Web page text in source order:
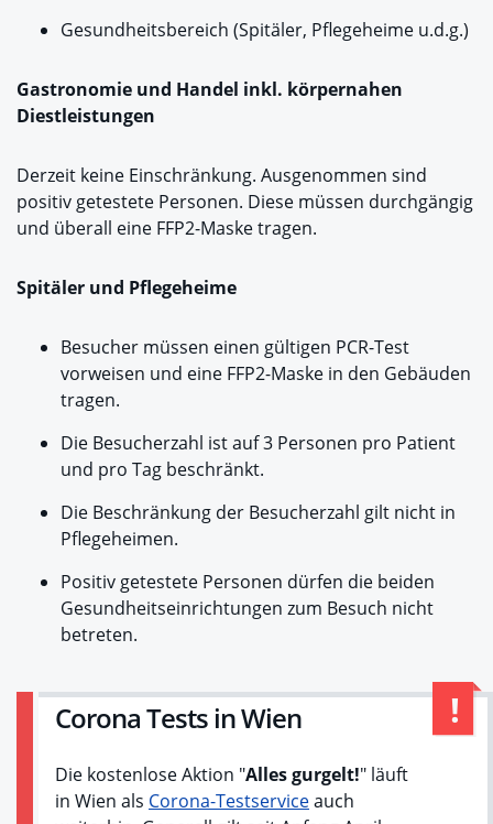
Gesundheitsbereich (Spitäler, Pflegeheime u.d.g.)
Gastronomie und Handel inkl. körpernahen
Diestleistungen
Derzeit keine Einschränkung. Ausgenommen sind
positiv getestete Personen. Diese müssen durchgängig
und überall eine FFP2-Maske tragen.
Spitäler und Pflegeheime
Besucher müssen einen gültigen PCR-Test
vorweisen und eine FFP2-Maske in den Gebäuden
tragen.
Die Besucherzahl ist auf 3 Personen pro Patient
und pro Tag beschränkt.
Die Beschränkung der Besucherzahl gilt nicht in
Pflegeheimen.
Positiv getestete Personen dürfen die beiden
Gesundheitseinrichtungen zum Besuch nicht
betreten.
Corona Tests in Wien
Die kostenlose Aktion "Alles gurgelt!" läuft
in Wien als Corona-Testserviceauch